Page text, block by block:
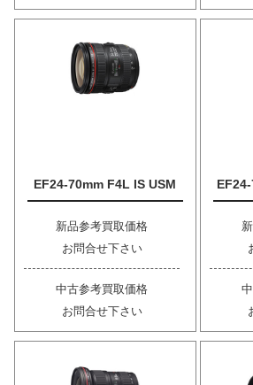
EF24-70mm F4L IS USM
新品参考買取価格
お問合せ下さい
中古参考買取価格
お問合せ下さい